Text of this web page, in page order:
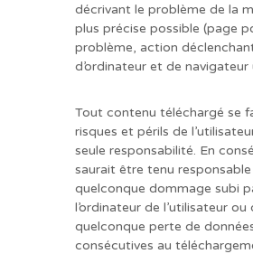
décrivant le problème de la
plus précise possible (page
problème, action
d’ordinateur et de
Tout contenu téléchargé se
risques et périls de
seule responsabilité. En
saurait être tenu responsable
quelconque dommage subi
l’ordinateur de l’utilisateur ou
quelconque perte de
consécutives au